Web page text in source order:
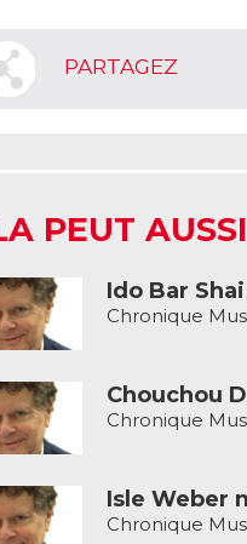
PARTAGEZ
PEUT
Ido Bar Shai
Chronique
Chouchou
Chronique
Isle Weber
Chronique